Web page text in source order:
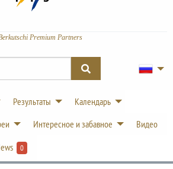
Premium Partners
Результаты
Календарь
Интересное и забавное
Видео
0